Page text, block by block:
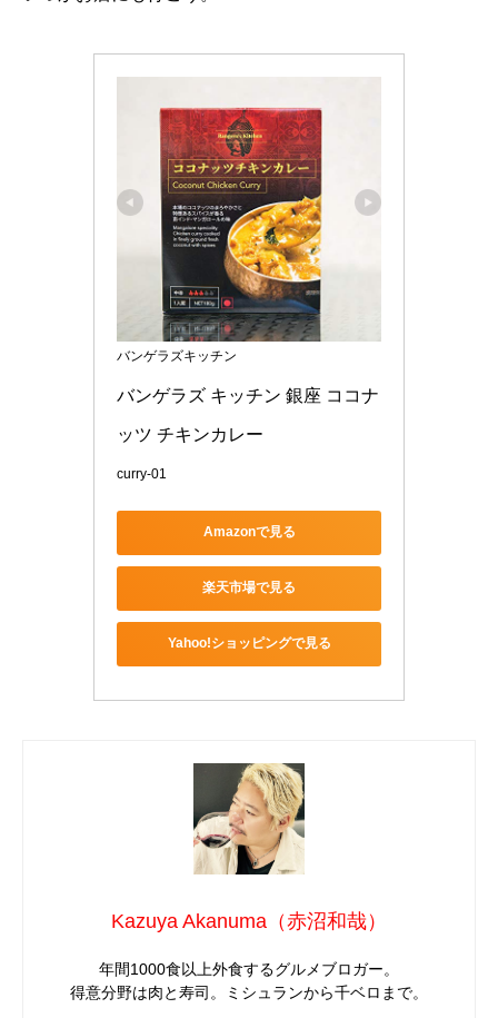
バンゲラズキッチン
バンゲラズ キッチン 銀座 ココナ
ッツ チキンカレー
curry-01
Amazonで見る
楽天市場で見る
Yahoo!ショッピングで見る
Kazuya Akanuma（赤沼和哉）
年間1000食以上外食するグルメブロガー。
得意分野は肉と寿司。ミシュランから千ベロまで。